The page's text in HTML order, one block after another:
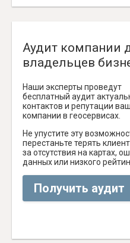
Аудит компании
владельцев
Наши эксперты проведут
бесплатный аудит
контактов и репутации
компании в геосервисах.
Не упустите эту
перестаньте терять
за отсутствия на картах,
данных или низкого
Получить аудит